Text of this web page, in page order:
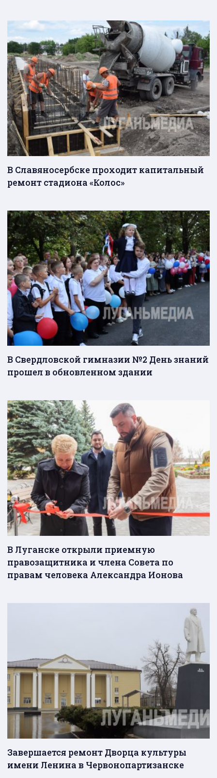
В Славяносербске проходит капитальный
ремонт стадиона «Колос»
В Свердловской гимназии №2 День знаний
прошел в обновленном здании
В Луганске открыли приемную
правозащитника и члена Совета по
правам человека Александра Ионова
Завершается ремонт Дворца культуры
имени Ленина в Червонопартизанске